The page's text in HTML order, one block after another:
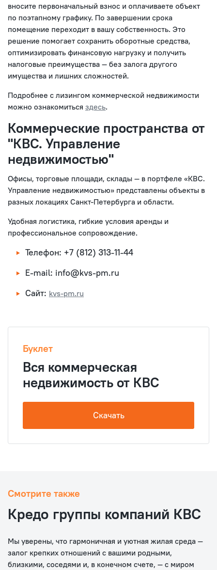
вносите первоначальный взнос и оплачиваете объект
по поэтапному графику. По завершении срока
помещение переходит в вашу собственность. Это
решение помогает сохранить оборотные средства,
оптимизировать финансовую нагрузку и получить
налоговые преимущества — без залога другого
имущества и лишних сложностей.
Подробнее с лизингом коммерческой недвижимости
можно ознакомиться здесь.
Коммерческие пространства от
"КВС. Управление
недвижимостью"
Офисы, торговые площади, склады — в портфеле «КВС.
Управление недвижимостью» представлены объекты в
разных локациях Санкт-Петербурга и области.
Удобная логистика, гибкие условия аренды и
профессиональное сопровождение.
Телефон: +7 (812) 313-11-44
E-mail: info@kvs-pm.ru
Сайт: kvs-pm.ru
Буклет
Вся коммерческая
недвижимость от КВС
Скачать
Смотрите также
Кредо группы компаний КВС
Мы уверены, что гармоничная и уютная жилая среда —
залог крепких отношений с вашими родными,
близкими, соседями и, в конечном счете, — с миром